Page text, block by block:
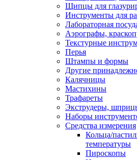
Щипцы для
Инструменты для
Лабораторная
Аэрографы,
Текстурные
Перья
Штампы и формы
Другие
Калячницы
Мастихины
Трафареты
Экструдеры,
Наборы
Средства измерения
Кольца/
температуры
Пироскопы